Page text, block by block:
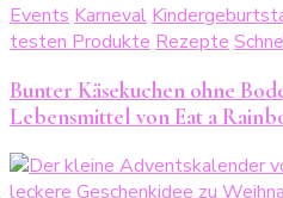
Events Karneval
testen Produkte Rezepte
Bunter Käsekuchen ohne
Lebensmittel von Eat a